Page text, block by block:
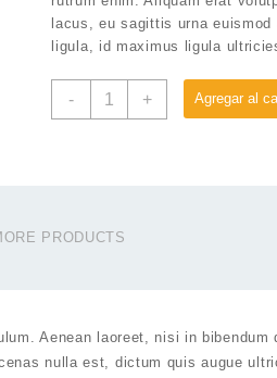
lacus, eu sagittis urna
ligula, id maximus ligula
-
Suspendisse
+ Agregar al
PRODUCTS
Aenean laoreet, nisi in bibendum
nulla est, dictum quis augue